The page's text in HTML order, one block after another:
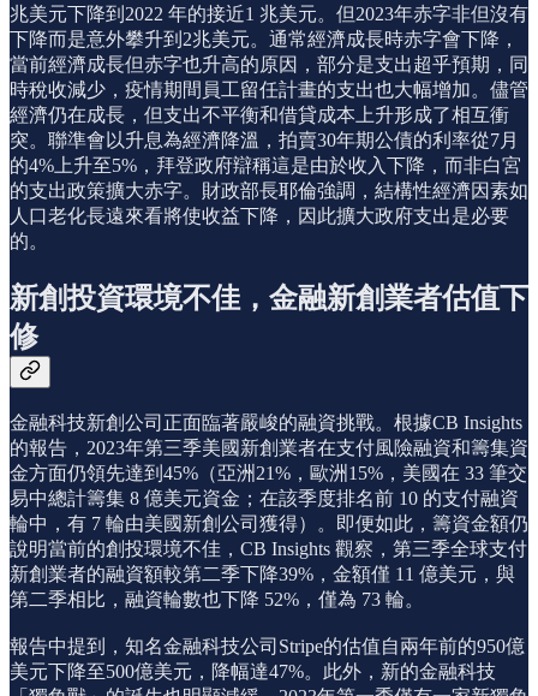
兆美元下降到2022 年的接近1 兆美元。但2023年赤字非但沒有
下降而是意外攀升到2兆美元。通常經濟成長時赤字會下降，
當前經濟成長但赤字也升高的原因，部分是支出超乎預期，同
時稅收減少，疫情期間員工留任計畫的支出也大幅增加。儘管
經濟仍在成長，但支出不平衡和借貸成本上升形成了相互衝
突。聯準會以升息為經濟降溫，拍賣30年期公債的利率從7月
的4%上升至5%，拜登政府辯稱這是由於收入下降，而非白宮
的支出政策擴大赤字。財政部長耶倫強調，結構性經濟因素如
人口老化長遠來看將使收益下降，因此擴大政府支出是必要
的。
新創投資環境不佳，金融新創業者估值下
修
金融科技新創公司正面臨著嚴峻的融資挑戰。根據CB Insights
的報告，2023年第三季美國新創業者在支付風險融資和籌集資
金方面仍領先達到45%（亞洲21%，歐洲15%，美國在 33 筆交
易中總計籌集 8 億美元資金；在該季度排名前 10 的支付融資
輪中，有 7 輪由美國新創公司獲得）。即便如此，籌資金額仍
說明當前的創投環境不佳，CB Insights 觀察，第三季全球支付
新創業者的融資額較第二季下降39%，金額僅 11 億美元，與
第二季相比，融資輪數也下降 52%，僅為 73 輪。
報告中提到，知名金融科技公司Stripe的估值自兩年前的950億
美元下降至500億美元，降幅達47%。此外，新的金融科技